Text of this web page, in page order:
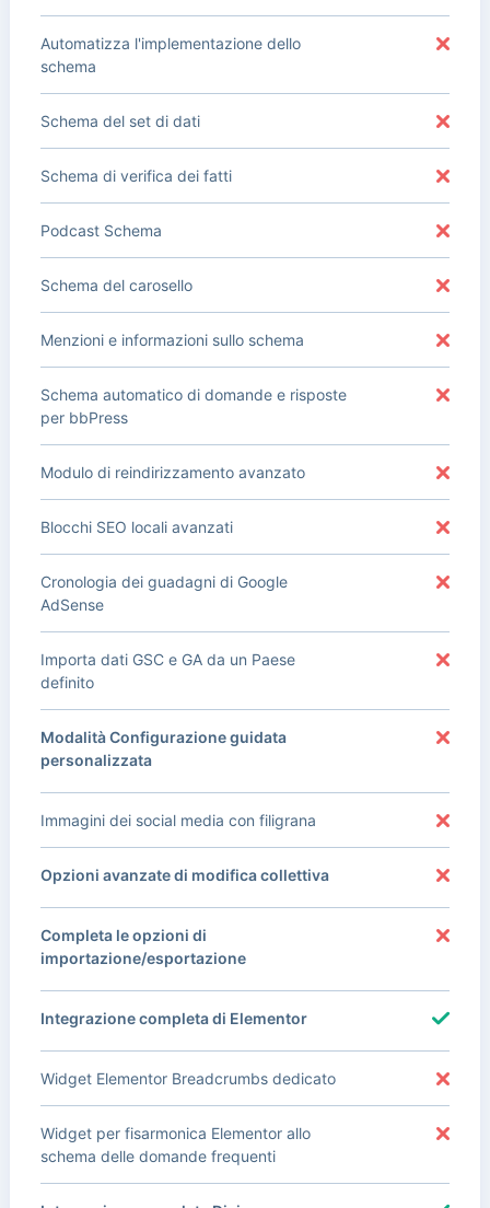
Automatizza l'implementazione dello
schema
Schema del set di dati
Schema di verifica dei fatti
Podcast Schema
Schema del carosello
Menzioni e informazioni sullo schema
Schema automatico di domande e risposte
per bbPress
Modulo di reindirizzamento avanzato
Blocchi SEO locali avanzati
Cronologia dei guadagni di Google
AdSense
Importa dati GSC e GA da un Paese
definito
Modalità Configurazione guidata
personalizzata
Immagini dei social media con filigrana
Opzioni avanzate di modifica collettiva
Completa le opzioni di
importazione/esportazione
Integrazione completa di Elementor
Widget Elementor Breadcrumbs dedicato
Widget per fisarmonica Elementor allo
schema delle domande frequenti